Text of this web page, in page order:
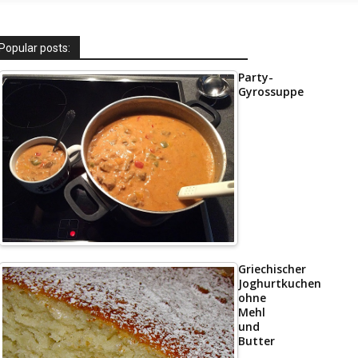
posts:
Party-
Gyrossuppe
Griechischer
Joghurtkuchen
ohne
Mehl
und
Butter